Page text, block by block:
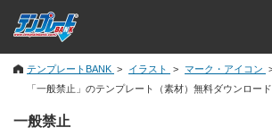
テンプレートBANK イラスト マーク・アイコン
「一般禁止」のテンプレート（素材）無料ダウンロード
一般禁止